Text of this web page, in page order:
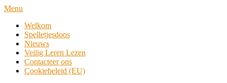
Skip
content
Navigation
Menu
Welkom
Spelletjesdoos
Nieuws
Veilig Leren Lezen
Contacteer ons
Cookiebeleid (EU)